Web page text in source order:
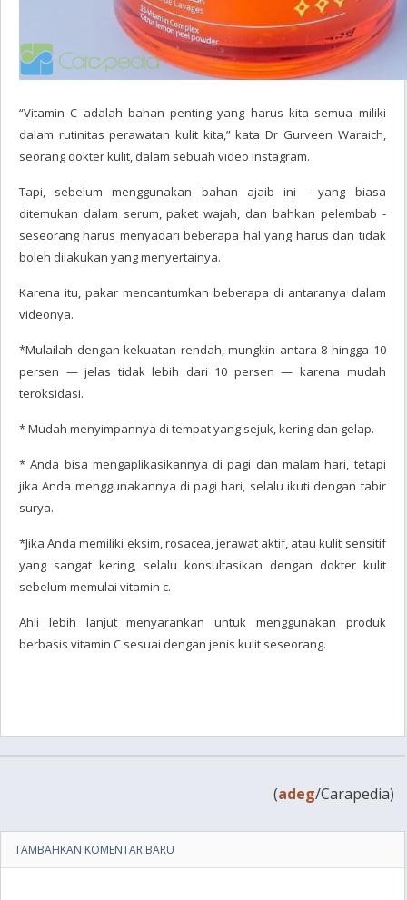
“Vitamin C adalah bahan penting yang harus kita semua miliki
dalam rutinitas perawatan kulit kita,” kata Dr Gurveen Waraich,
seorang dokter kulit, dalam sebuah video Instagram.
Tapi, sebelum menggunakan bahan ajaib ini - yang biasa
ditemukan dalam serum, paket wajah, dan bahkan pelembab -
seseorang harus menyadari beberapa hal yang harus dan tidak
boleh dilakukan yang menyertainya.
Karena itu, pakar mencantumkan beberapa di antaranya dalam
videonya.
*Mulailah dengan kekuatan rendah, mungkin antara 8 hingga 10
persen — jelas tidak lebih dari 10 persen — karena mudah
teroksidasi.
* Mudah menyimpannya di tempat yang sejuk, kering dan gelap.
* Anda bisa mengaplikasikannya di pagi dan malam hari, tetapi
jika Anda menggunakannya di pagi hari, selalu ikuti dengan tabir
surya.
*Jika Anda memiliki eksim, rosacea, jerawat aktif, atau kulit sensitif
yang sangat kering, selalu konsultasikan dengan dokter kulit
sebelum memulai vitamin c.
Ahli lebih lanjut menyarankan untuk menggunakan produk
berbasis vitamin C sesuai dengan jenis kulit seseorang.
(adeg/Carapedia)
TAMBAHKAN KOMENTAR BARU